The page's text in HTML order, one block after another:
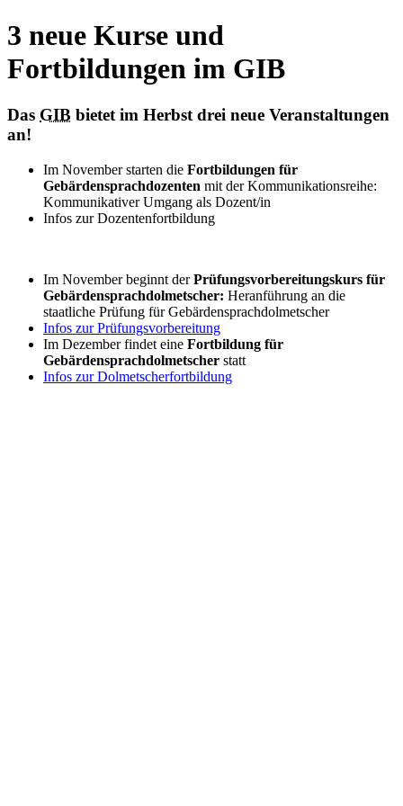
3 neue Kurse und
Fortbildungen im GIB
Das GIB bietet im Herbst drei neue Veranstaltungen
an!
Im November starten die Fortbildungen für
Gebärdensprachdozenten mit der Kommunikationsreihe:
Kommunikativer Umgang als Dozent/in
Infos zur Dozentenfortbildung
Im November beginnt derPrüfungsvorbereitungskurs für
Gebärdensprachdolmetscher: Heranführung an die
staatliche Prüfung für Gebärdensprachdolmetscher
Infos zur Prüfungsvorbereitung
Im Dezember findet eine Fortbildung für
Gebärdensprachdolmetscher statt
Infos zur Dolmetscherfortbildung